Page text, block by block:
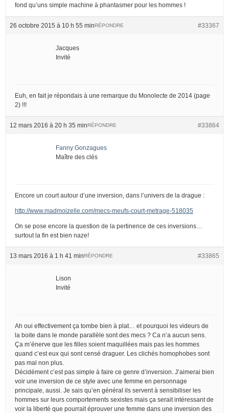
fond qu’uns simple machine à phantasmer pour les hommes !
26 octobre 2015 à 10 h 55 min #33367
RÉPONDRE
Jacques
Invité
Euh, en fait je répondais à une remarque du Monolecte de 2014 (page
2) !!!
12 mars 2016 à 20 h 35 min #33864
RÉPONDRE
Fanny Gonzagues
Maître des clés
Encore un court autour d’une inversion, dans l’univers de la drague :
http://www.madmoizelle.com/mecs-meufs-court-metrage-518035
On se pose encore la question de la pertinence de ces inversions…
surtout la fin est bien naze!
13 mars 2016 à 1 h 41 min #33865
RÉPONDRE
Lison
Invité
Ah oui effectivement ça tombe bien à plat… et pourquoi les videurs de
la boite dans le monde parallèle sont des mecs ? Ca n’a aucun sens.
Ça m’énerve que les filles soient maquillées mais pas les hommes
quand c’est eux qui sont censé draguer. Les clichés homophobes sont
pas mal non plus.
Décidément c’est pas simple à faire ce genre d’inversion. J’aimerai bien
voir une inversion de ce style avec une femme en personnage
principale, aussi. Je sais qu’en général ils servent à sensibiliser les
hommes sur leurs comportements sexistes mais ça serait intéressant de
voir la liberté que pourrait éprouver une femme dans une inversion des